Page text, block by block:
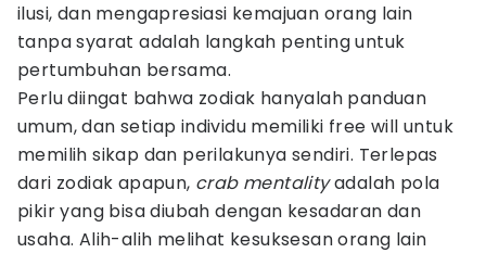
ilusi, dan mengapresiasi kemajuan orang lain
tanpa syarat adalah langkah penting untuk
pertumbuhan bersama.
Perlu diingat bahwa zodiak hanyalah panduan
umum, dan setiap individu memiliki free will untuk
memilih sikap dan perilakunya sendiri. Terlepas
dari zodiak apapun, crab mentalityadalah pola
pikir yang bisa diubah dengan kesadaran dan
usaha. Alih-alih melihat kesuksesan orang lain